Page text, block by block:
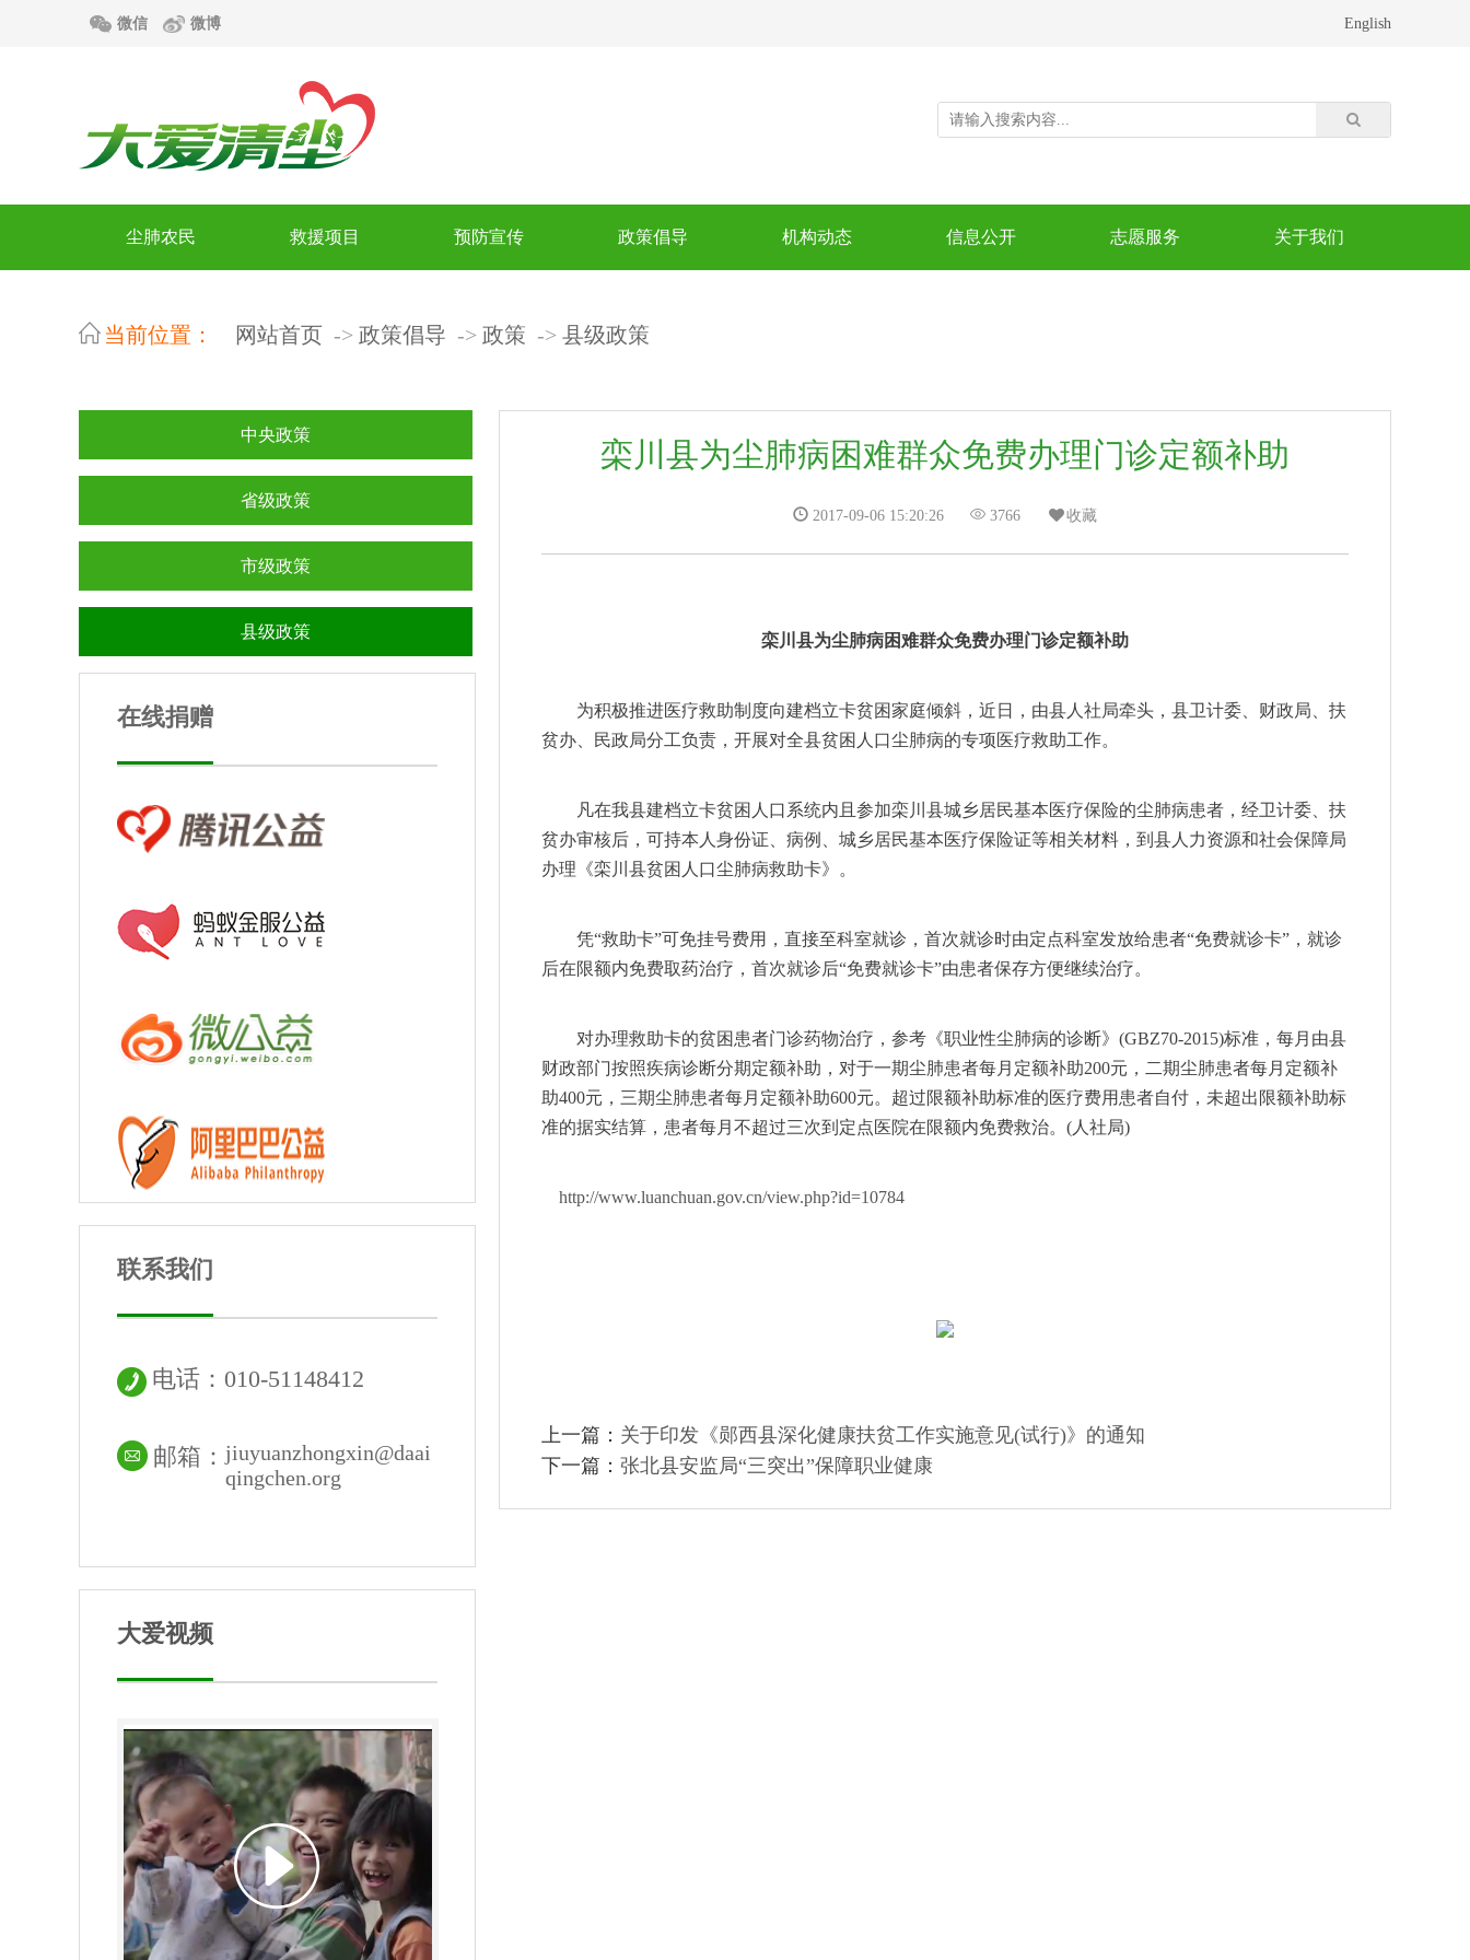
微信 微博 English
尘肺农民 救援项目 预防宣传 政策倡导 机构动态 信息公开 志愿服务 关于我们
当前位置： 网站首页 政策倡导 政策 县级政策
中央政策
省级政策
市级政策
县级政策
在线捐赠
联系我们
电话：010-51148412
邮箱：jiuyuanzhongxin@daai
qingchen.org
大爱视频
栾川县为尘肺病困难群众免费办理门诊定额补助
2017-09-06 15:20:26 3766 收藏
栾川县为尘肺病困难群众免费办理门诊定额补助
为积极推进医疗救助制度向建档立卡贫困家庭倾斜，近日，由县人社局牵头，县卫计委、财政局、扶
贫办、民政局分工负责，开展对全县贫困人口尘肺病的专项医疗救助工作。
凡在我县建档立卡贫困人口系统内且参加栾川县城乡居民基本医疗保险的尘肺病患者，经卫计委、扶
贫办审核后，可持本人身份证、病例、城乡居民基本医疗保险证等相关材料，到县人力资源和社会保障局
办理《栾川县贫困人口尘肺病救助卡》。
凭“救助卡”可免挂号费用，直接至科室就诊，首次就诊时由定点科室发放给患者“免费就诊卡”，就诊
后在限额内免费取药治疗，首次就诊后“免费就诊卡”由患者保存方便继续治疗。
对办理救助卡的贫困患者门诊药物治疗，参考《职业性尘肺病的诊断》(GBZ70-2015)标准，每月由县
财政部门按照疾病诊断分期定额补助，对于一期尘肺患者每月定额补助200元，二期尘肺患者每月定额补
助400元，三期尘肺患者每月定额补助600元。超过限额补助标准的医疗费用患者自付，未超出限额补助标
准的据实结算，患者每月不超过三次到定点医院在限额内免费救治。(人社局)
http://www.luanchuan.gov.cn/view.php?id=10784
上一篇： 关于印发《郧西县深化健康扶贫工作实施意见(试行)》的通知
下一篇： 张北县安监局“三突出”保障职业健康